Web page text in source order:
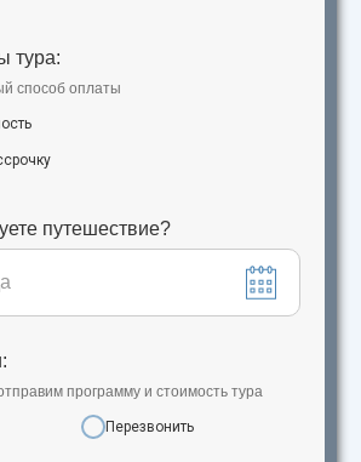
тура:
способ оплаты
путешествие?
программу и стоимость тура
Перезвонить